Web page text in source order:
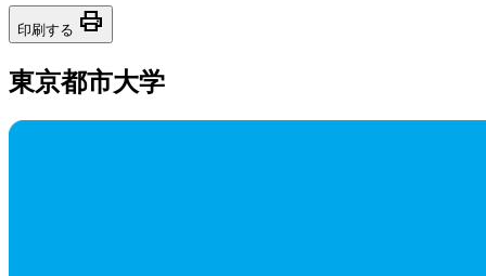
印刷する print
東京都市大学